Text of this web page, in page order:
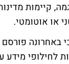
קיימות
או אוטומטי.
באחרונה
לחילופי